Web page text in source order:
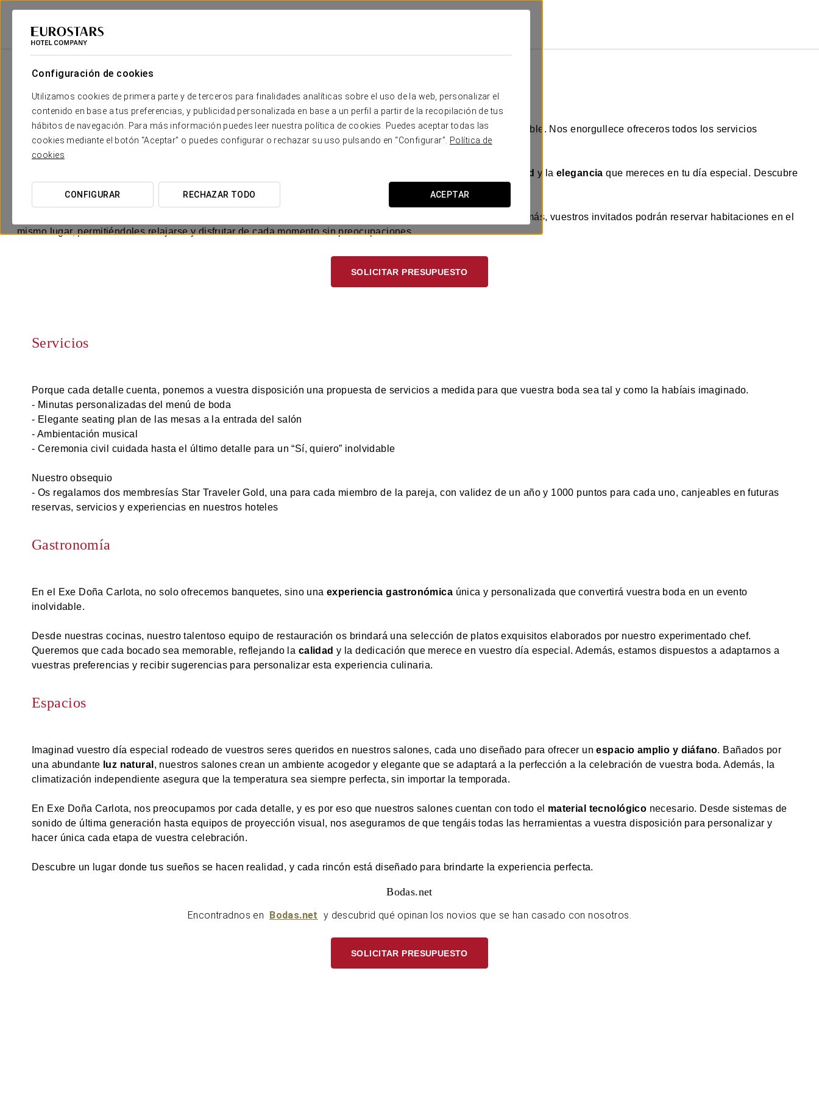
Configuración de cookies
Utilizamos cookies de primera parte y de terceros para finalidades analíticas sobre el uso de la web, personalizar el
contenido en base a tus preferencias, y publicidad personalizada en base a un perfil a partir de la recopilación de tus
hábitos de navegación. Para más información puedes leer nuestra política de cookies. Puedes aceptar todas las
cookies mediante el botón “Aceptar” o puedes configurar o rechazar su uso pulsando en “Configurar”.
Política de
cookies
CONFIGURAR RECHAZAR TODO ACEPTAR
Tu boda en
En el hotelExe Doña Carlota, entendemos que el día de vuestra boda debe ser simplemente perfecto e inolvidable. Nos enorgullece ofreceros todos los servicios
necesarios para que vosotros y vuestros invitados podáis disfrutar de unacelebración excepcional.
comodidad y laelegancia que mereces en tu día especial. Descubre
O esperamos para celebrar vuestra boda de ensueño con nosotros, disfrutareis de un momento inolvidable. Además, vuestros invitados podrán reservar habitaciones en el
mismo lugar, permitiéndoles relajarse y disfrutar de cada momento sin preocupaciones.
SOLICITAR PRESUPUESTO
Servicios
Porque cada detalle cuenta, ponemos a vuestra disposición una propuesta de servicios a medida para que vuestra boda sea tal y como la habíais imaginado.
- Minutas personalizadas del menú de boda
- Elegante seating plan de las mesas a la entrada del salón
- Ambientación musical
- Ceremonia civil cuidada hasta el último detalle para un “Sí, quiero” inolvidable
Nuestro obsequio
- Os regalamos dos membresías Star Traveler Gold, una para cada miembro de la pareja, con validez de un año y 1000 puntos para cada uno, canjeables en futuras
reservas, servicios y experiencias en nuestros hoteles
Gastronomía
En el Exe Doña Carlota, no solo ofrecemos banquetes, sino unaexperiencia gastronómica única y personalizada que convertirá vuestra boda en un evento
inolvidable.
Desde nuestras cocinas, nuestro talentoso equipo de restauración os brindará una selección de platos exquisitos elaborados por nuestro experimentado chef.
Queremos que cada bocado sea memorable, reflejando la calidad y la dedicación que merece en vuestro día especial. Además, estamos dispuestos a adaptarnos a
vuestras preferencias y recibir sugerencias para personalizar esta experiencia culinaria.
Espacios
Imaginad vuestro día especial rodeado de vuestros seres queridos en nuestros salones, cada uno diseñado para ofrecer un espacio amplio y diáfano. Bañados por
una abundante luz natural , nuestros salones crean un ambiente acogedor y elegante que se adaptará a la perfección a la celebración de vuestra boda. Además, la
climatización independiente asegura que la temperatura sea siempre perfecta, sin importar la temporada.
En Exe Doña Carlota, nos preocupamos por cada detalle, y es por eso que nuestros salones cuentan con todo el material tecnológico necesario. Desde sistemas de
sonido de última generación hasta equipos de proyección visual, nos aseguramos de que tengáis todas las herramientas a vuestra disposición para personalizar y
hacer única cada etapa de vuestra celebración.
Descubre un lugar donde tus sueños se hacen realidad, y cada rincón está diseñado para brindarte la experiencia perfecta.
Bodas.net
Encontradnos en Bodas.net y descubrid qué opinan los novios que se han casado con nosotros.
SOLICITAR PRESUPUESTO